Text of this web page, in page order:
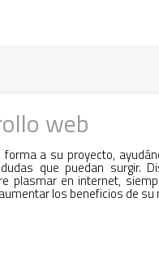
web
a su proyecto,
que puedan surgir.
plasmar en internet,
los beneficios de su